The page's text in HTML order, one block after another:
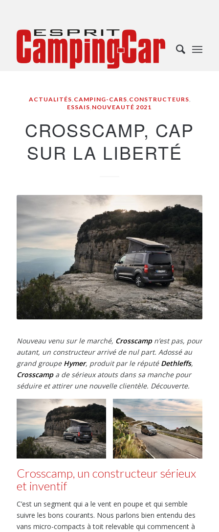
ACTUALITÉS, CAMPING-CARS, CONSTRUCTEURS,
ESSAIS, NOUVEAUTÉ 2021
CROSSCAMP, CAP
SUR LA LIBERTÉ
Nouveau venu sur le marché, Crosscampn’est pas, pour
autant, un constructeur arrivé de nul part. Adossé au
grand groupe Hymer, produit par le réputé Dethleffs,
Crosscampa de sérieux atouts dans sa manche pour
séduire et attirer une nouvelle clientèle. Découverte.
Crosscamp, un constructeur sérieux
et inventif
C’est un segment qui a le vent en poupe et qui semble
suivre les bons courants. Nous parlons bien entendu des
vans micro-compacts à toit relevable qui commencent à